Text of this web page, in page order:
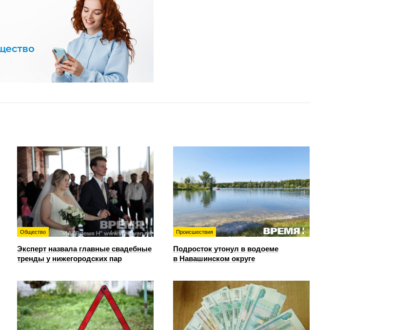
Общество
Эксперт назвала главные свадебные
тренды у нижегородских пар
Происшествия
Подросток утонул в водоеме
в Навашинском округе